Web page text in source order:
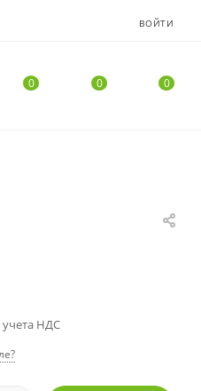
ВОЙТИ
0 0 0
учета НДС